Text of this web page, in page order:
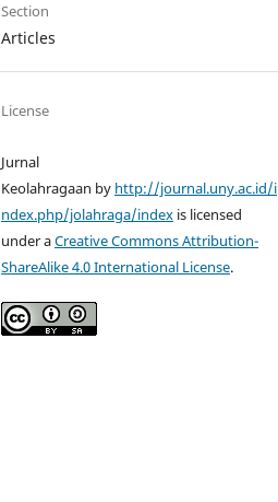
Section
Articles
License
Jurnal
Keolahragaan by http://journal.uny.ac.id/i
ndex.php/jolahraga/index is licensed
under aCreative Commons Attribution-
ShareAlike 4.0 International License.